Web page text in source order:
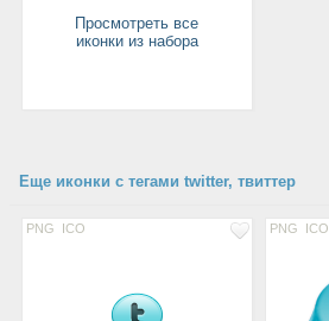
Просмотреть все
иконки из набора
Еще иконки с тегами twitter, твиттер
PNG ICO PNG ICO